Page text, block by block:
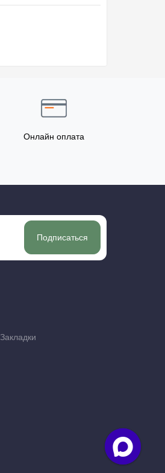
Онлайн оплата
Подписаться
Закладки